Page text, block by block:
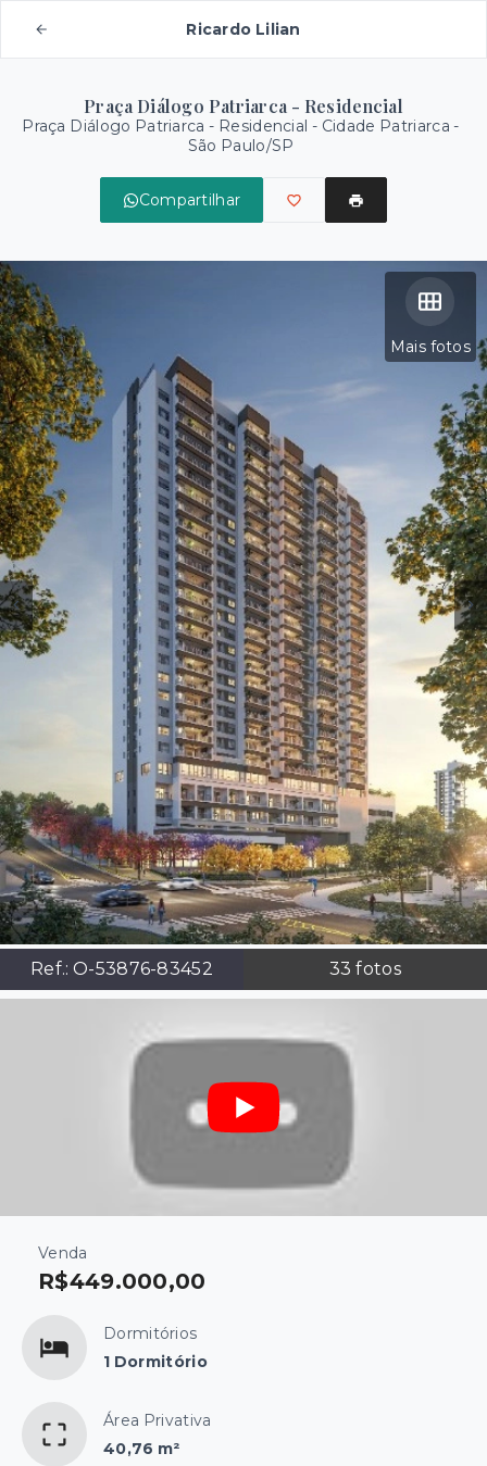
Ricardo Lilian
Praça Diálogo Patriarca - Residencial
Praça Diálogo Patriarca - Residencial - Cidade Patriarca -
São Paulo/SP
Compartilhar
Mais fotos
Ref.:O-53876-83452 33 fotos
Venda
R$449.000,00
Dormitórios
1 Dormitório
Área Privativa
40,76 m²